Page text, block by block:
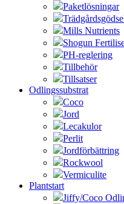
Paketlösningar
Mills Nutrients
Shogun
PH-reglering
Tillbehör
Tillsatser
Odlingssubstrat
Coco
Jord
Lecakulor
Perlit
Jordförbättring
Rockwool
Vermiculite
Plantstart
Jiffy/Coco